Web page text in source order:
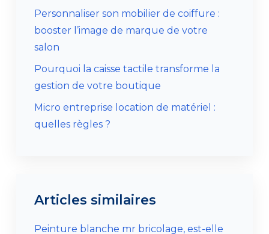
Personnaliser son mobilier de coiffure :
booster l’image de marque de votre
salon
Pourquoi la caisse tactile transforme la
gestion de votre boutique
Micro entreprise location de matériel :
quelles règles ?
Articles similaires
Peinture blanche mr bricolage, est-elle